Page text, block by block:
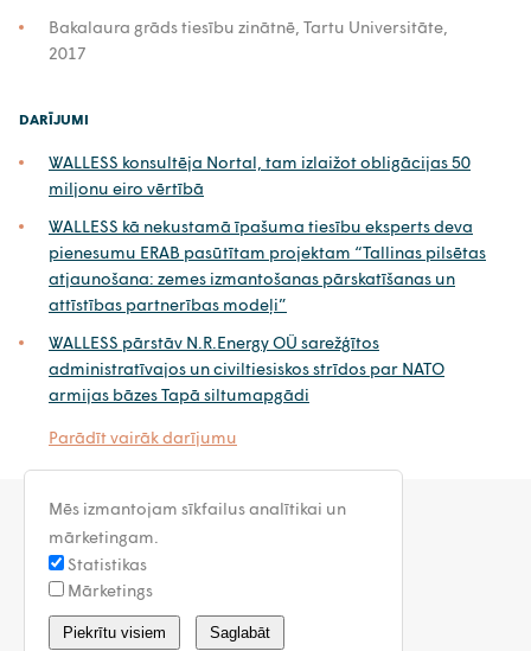
Bakalaura grāds tiesību zinātnē, Tartu Universitāte,
2017
DARĪJUMI
WALLESS konsultēja Nortal, tam izlaižot obligācijas 50
miljonu eiro vērtībā
WALLESS kā nekustamā īpašuma tiesību eksperts deva
pienesumu ERAB pasūtītam projektam “Tallinas pilsētas
atjaunošana: zemes izmantošanas pārskatīšanas un
attīstības partnerības modeļi”
WALLESS pārstāv N.R.Energy OÜ sarežģītos
administratīvajos un civiltiesiskos strīdos par NATO
armijas bāzes Tapā siltumapgādi
Parādīt vairāk darījumu
latvia@walless.com
Mēs izmantojam sīkfailus analītikai un
mārketingam.
Statistikas
Mārketings
Piekrītu visiem Saglabāt